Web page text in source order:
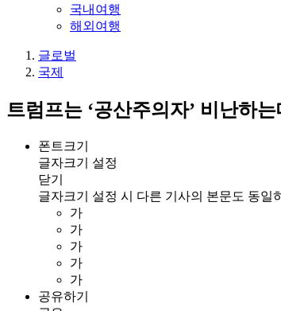
국내여행
해외여행
글로벌
국제
트럼프는 ‘공산주의자’ 비난하
폰트크기
글자크기 설정
닫기
글자크기 설정 시 다른 기사의 본문도 동일
가
가
가
가
가
공유하기